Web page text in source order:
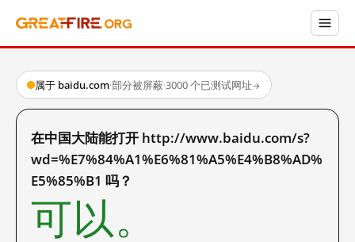
属于 baidu.com·部分被屏蔽·3000 个已测试网址→
在中国大陆能打开 http://www.baidu.com/s?
wd=%E7%84%A1%E6%81%A5%E4%B8%AD%
E5%85%B1 吗？
可以。